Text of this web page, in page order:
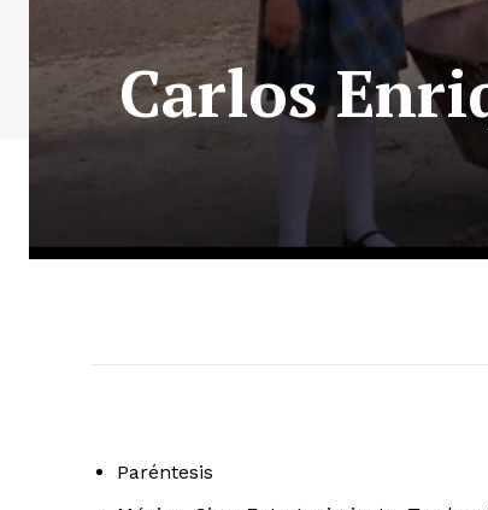
Carlos
Paréntesis